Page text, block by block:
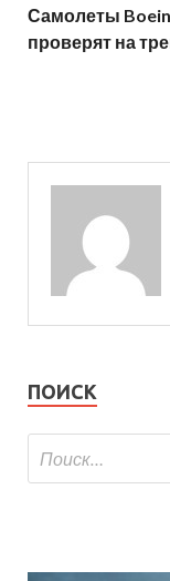
Самолеты
проверят на
ПОИСК